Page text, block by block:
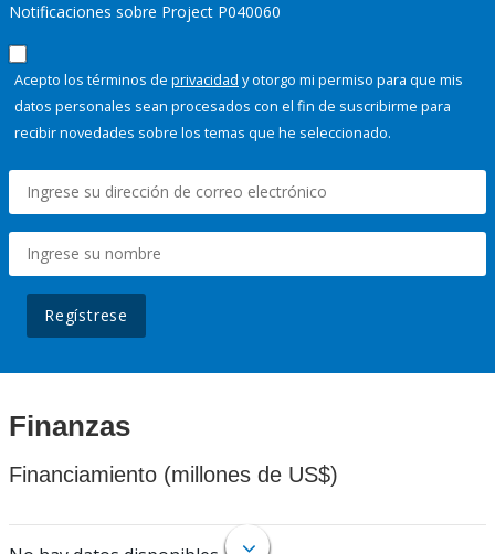
Notificaciones sobre Project P040060
Acepto los términos de privacidad y otorgo mi permiso para que mis
datos personales sean procesados con el fin de suscribirme para
recibir novedades sobre los temas que he seleccionado.
Regístrese
Finanzas
Financiamiento (millones de US$)